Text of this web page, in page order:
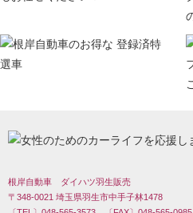
根岸自動車 ダイハツ羽生販売
〒348-0021 埼玉県羽生市中手子林1478